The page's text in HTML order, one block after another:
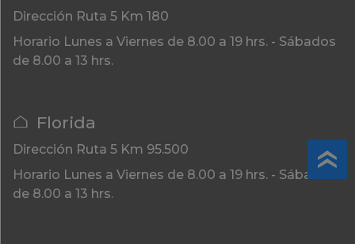
Dirección Ruta 5 Km 180
Horario Lunes a Viernes de 8.00 a 19 hrs. - Sábados
de 8.00 a 13 hrs.
Florida
Dirección Ruta 5 Km 95.500
Horario Lunes a Viernes de 8.00 a 19 hrs. - Sábados
de 8.00 a 13 hrs.